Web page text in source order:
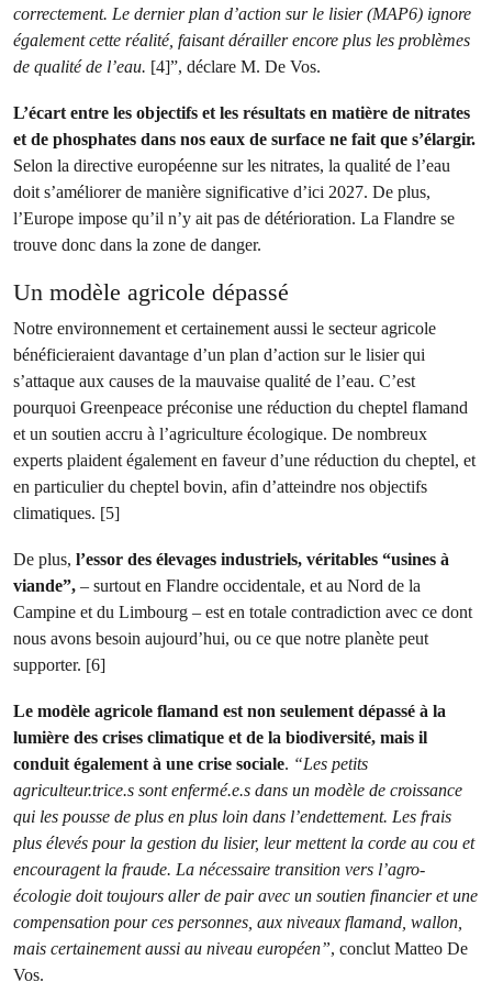
correctement. Le dernier plan d’action sur le lisier (MAP6) ignore
également cette réalité, faisant dérailler encore plus les problèmes
de qualité de l’eau. [4]”, déclare M. De Vos.
L’écart entre les objectifs et les résultats en matière de nitrates
et de phosphates dans nos eaux de surface ne fait que s’élargir.
Selon la directive européenne sur les nitrates, la qualité de l’eau
doit s’améliorer de manière significative d’ici 2027. De plus,
l’Europe impose qu’il n’y ait pas de détérioration. La Flandre se
trouve donc dans la zone de danger.
Un modèle agricole dépassé
Notre environnement et certainement aussi le secteur agricole
bénéficieraient davantage d’un plan d’action sur le lisier qui
s’attaque aux causes de la mauvaise qualité de l’eau. C’est
pourquoi Greenpeace préconise une réduction du cheptel flamand
et un soutien accru à l’agriculture écologique. De nombreux
experts plaident également en faveur d’une réduction du cheptel, et
en particulier du cheptel bovin, afin d’atteindre nos objectifs
climatiques. [5]
De plus, l’essor des élevages industriels, véritables “usines à
viande”, – surtout en Flandre occidentale, et au Nord de la
Campine et du Limbourg – est en totale contradiction avec ce dont
nous avons besoin aujourd’hui, ou ce que notre planète peut
supporter. [6]
Le modèle agricole flamand est non seulement dépassé à la
lumière des crises climatique et de la biodiversité, mais il
conduit également à une crise sociale. “Les petits
agriculteur.trice.s sont enfermé.e.s dans un modèle de croissance
qui les pousse de plus en plus loin dans l’endettement. Les frais
plus élevés pour la gestion du lisier, leur mettent la corde au cou et
encouragent la fraude. La nécessaire transition vers l’agro-
écologie doit toujours aller de pair avec un soutien financier et une
compensation pour ces personnes, aux niveaux flamand, wallon,
mais certainement aussi au niveau européen”, conclut Matteo De
Vos.